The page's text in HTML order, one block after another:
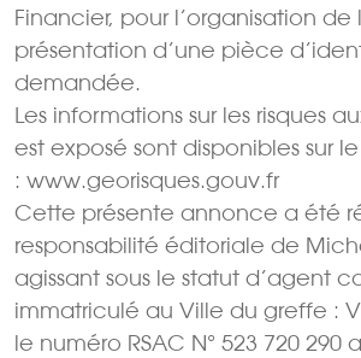
Financier, pour l’organisation de
présentation d’une pièce
demandée.
Les informations sur les risques
est exposé sont disponibles sur
: www.georisques.gouv.fr
Cette présente annonce a été
responsabilité éditoriale de
agissant sous le statut d’agent
immatriculé au Ville du greffe :
le numéro RSAC N° 523 720 290